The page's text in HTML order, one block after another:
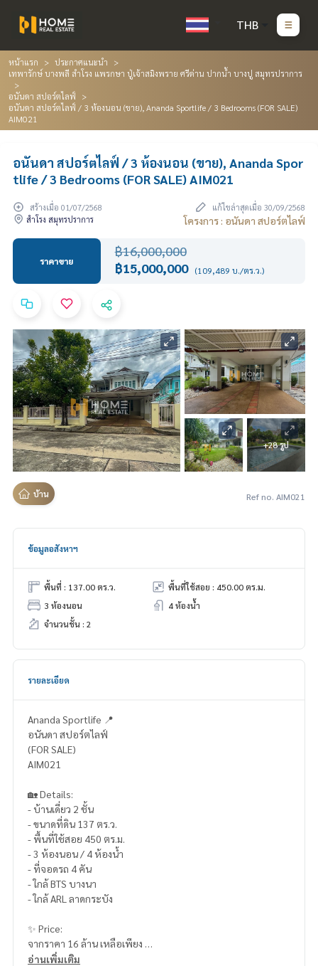
THB
หน้าแรก
ประกาศแนะนำ
เทพารักษ์ บางพลี สำโรง แพรกษา ปู่เจ้าสมิงพราย ศรีด่าน ปากน้ำ บางปู สมุทรปราการ
อนันดา สปอร์ตไลฟ์
อนันดา สปอร์ตไลฟ์ / 3 ห้องนอน (ขาย), Ananda Sportlife / 3 Bedrooms (FOR SALE)
AIM021
อนันดา สปอร์ตไลฟ์ / 3 ห้องนอน (ขาย), Ananda Spor
tlife / 3 Bedrooms (FOR SALE) AIM021
สร้างเมื่อ 01/07/2568
แก้ไขล่าสุดเมื่อ 30/09/2568
สำโรง สมุทรปราการ
โครงการ : อนันดา สปอร์ตไลฟ์
ราคาขาย
฿16,000,000
฿15,000,000 (109,489 บ./ตร.ว.)
+28 รูป
บ้าน Ref no. AIM021
ข้อมูลอสังหาฯ
พื้นที่ : 137.00 ตร.ว.
พื้นที่ใช้สอย : 450.00 ตร.ม.
3 ห้องนอน
4 ห้องน้ำ
จำนวนชั้น : 2
รายละเอียด
Ananda Sportlife 📍
อนันดา สปอร์ตไลฟ์
(FOR SALE)
AIM021
🏡 Details:
- บ้านเดี่ยว 2 ชั้น
- ขนาดที่ดิน 137 ตร.ว.
- พื้นที่ใช้สอย 450 ตร.ม.
- 3 ห้องนอน / 4 ห้องน้ำ
- ที่จอดรถ 4 คัน
- ใกล้ BTS บางนา
- ใกล้ ARL ลาดกระบัง
✨ Price:
จากราคา 16 ล้าน เหลือเพียง
15,000,000 บาท (ค่าโอน 50/50)
อ่านเพิ่มเติม